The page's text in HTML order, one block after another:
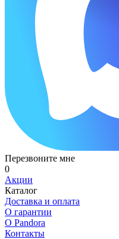
Перезвоните мне
0
Акции
Каталог
Доставка и оплата
О гарантии
О Pandora
Контакты